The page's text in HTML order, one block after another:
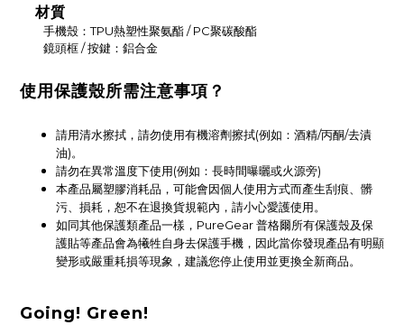
材質
手機殼：TPU熱塑性聚氨酯 / PC聚碳酸酯
鏡頭框 / 按鍵：鋁合金
使用保護殼所需注意事項？
請用清水擦拭，請勿使用有機溶劑擦拭(例如：酒精/丙酮/去漬
油)。
請勿在異常溫度下使用(例如：長時間曝曬或火源旁)
本產品屬塑膠消耗品，可能會因個人使用方式而產生刮痕、髒
污、損耗，恕不在退換貨規範內，請小心愛護使用。
如同其他保護類產品一樣，PureGear 普格爾所有保護殼及保
護貼等產品會為犧牲自身去保護手機，因此當你發現產品有明顯
變形或嚴重耗損等現象，建議您停止使用並更換全新商品。
Going! Green!